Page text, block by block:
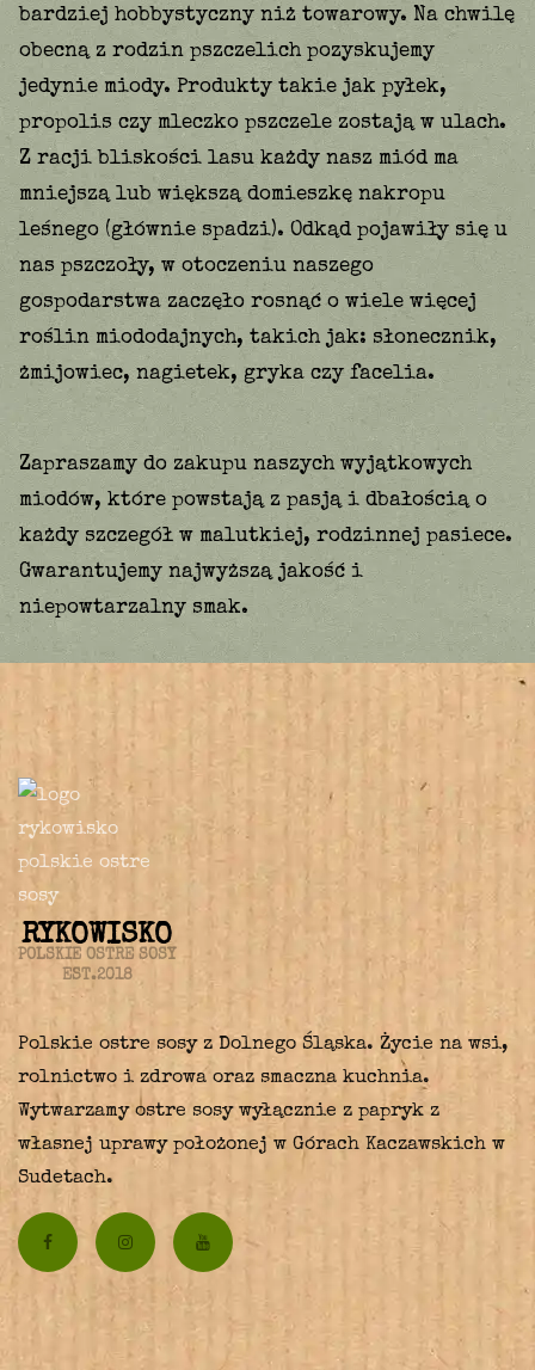
bardziej hobbystyczny niż towarowy. Na chwilę
obecną z rodzin pszczelich pozyskujemy
jedynie miody. Produkty takie jak pyłek,
propolis czy mleczko pszczele zostają w ulach.
Z racji bliskości lasu każdy nasz miód ma
mniejszą lub większą domieszkę nakropu
leśnego (głównie spadzi). Odkąd pojawiły się u
nas pszczoły, w otoczeniu naszego
gospodarstwa zaczęło rosnąć o wiele więcej
roślin miododajnych, takich jak: słonecznik,
żmijowiec, nagietek, gryka czy facelia.
Zapraszamy do zakupu naszych wyjątkowych
miodów, które powstają z pasją i dbałością o
każdy szczegół w malutkiej, rodzinnej pasiece.
Gwarantujemy najwyższą jakość i
niepowtarzalny smak.
RYKOWISKO
POLSKIE OSTRE SOSY
EST.2018
Polskie ostre sosy z Dolnego Śląska. Życie na wsi,
rolnictwo i zdrowa oraz smaczna kuchnia.
Wytwarzamy ostre sosy wyłącznie z papryk z
własnej uprawy położonej w Górach Kaczawskich w
Sudetach.